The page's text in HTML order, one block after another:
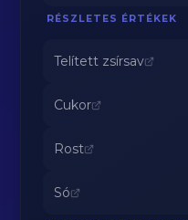
RÉSZLETES ÉRTÉKEK
Telített zsírsav
Cukor
Rost
Só